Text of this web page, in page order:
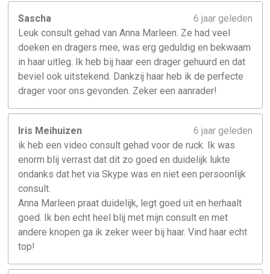
Sascha
6 jaar geleden
Leuk consult gehad van Anna Marleen. Ze had veel
doeken en dragers mee, was erg geduldig en bekwaam
in haar uitleg. Ik heb bij haar een drager gehuurd en dat
beviel ook uitstekend. Dankzij haar heb ik de perfecte
drager voor ons gevonden. Zeker een aanrader!
Iris Meihuizen
6 jaar geleden
ik heb een video consult gehad voor de ruck. Ik was
enorm blij verrast dat dit zo goed en duidelijk lukte
ondanks dat het via Skype was en niet een persoonlijk
consult.
Anna Marleen praat duidelijk, legt goed uit en herhaalt
goed. Ik ben echt heel blij met mijn consult en met
andere knopen ga ik zeker weer bij haar. Vind haar echt
top!